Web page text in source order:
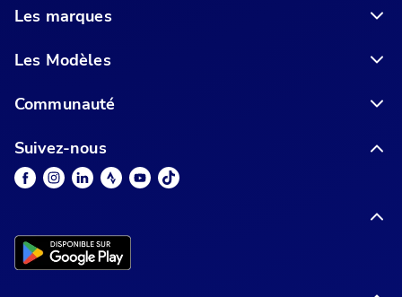
Les marques
Les Modèles
Communauté
Suivez-nous